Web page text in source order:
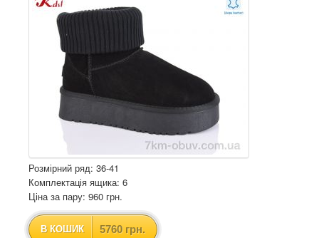
Розмірний ряд: 36-41
Комплектація ящика: 6
Ціна за пару: 960 грн.
В КОШИК 5760 грн.